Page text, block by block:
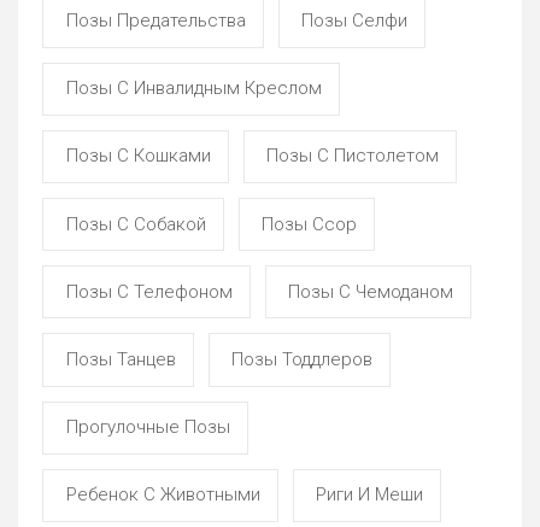
Позы Предательства Позы Селфи
Позы С Инвалидным Креслом
Позы С Кошками Позы С Пистолетом
Позы С Собакой Позы Ссор
Позы С Телефоном Позы С Чемоданом
Позы Танцев Позы Тоддлеров
Прогулочные Позы
Ребенок С Животными Риги И Меши